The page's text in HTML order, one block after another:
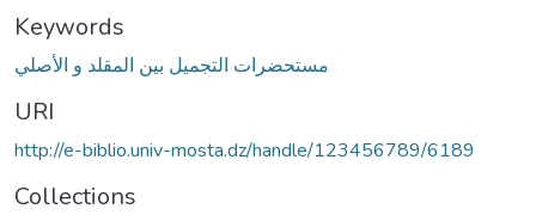
Keywords
مستحضرات التجميل بين المقلد و الأصلي
URI
http://e-biblio.univ-mosta.dz/handle/123456789/6189
Collections